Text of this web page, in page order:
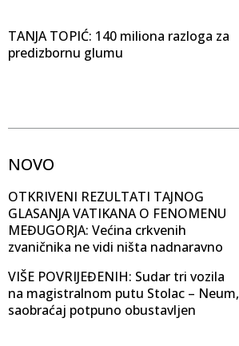
TANJA TOPIĆ: 140 miliona razloga za
predizbornu glumu
NOVO
OTKRIVENI REZULTATI TAJNOG
GLASANJA VATIKANA O FENOMENU
MEĐUGORJA: Većina crkvenih
zvaničnika ne vidi ništa nadnaravno
VIŠE POVRIJEĐENIH: Sudar tri vozila
na magistralnom putu Stolac – Neum,
saobraćaj potpuno obustavljen